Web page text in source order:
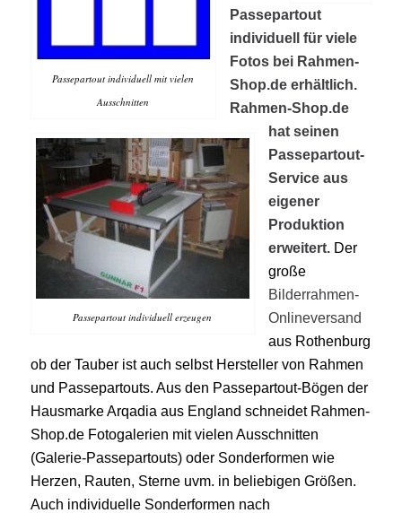
Passepartout individuell mit vielen
Ausschnitten
Passepartout individuell erzeugen
Passepartout
individuell für viele
Fotos bei Rahmen-
Shop.de erhältlich.
Rahmen-Shop.de
hat seinen
Passepartout-
Service aus
eigener
Produktion
erweitert.Der
große
Bilderrahmen-
Onlineversand
aus Rothenburg
ob der Tauber ist auch selbst Hersteller von Rahmen
und Passepartouts. Aus den Passepartout-Bögen der
Hausmarke Arqadia aus England schneidet Rahmen-
Shop.de Fotogalerien mit vielen Ausschnitten
(Galerie-Passepartouts) oder Sonderformen wie
Herzen, Rauten, Sterne uvm. in beliebigen Größen.
Auch individuelle Sonderformen nach